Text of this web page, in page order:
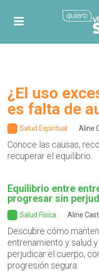
¿El uso
es falta de
Salud Espiritual Aline
Conoce las causas,
recuperar el equilibrio.
Equilibrio entre
progresar sin
Salud Física Aline
Descubre cómo
entrenamiento y salud
perjudicar el cuerpo,
progresión segura.